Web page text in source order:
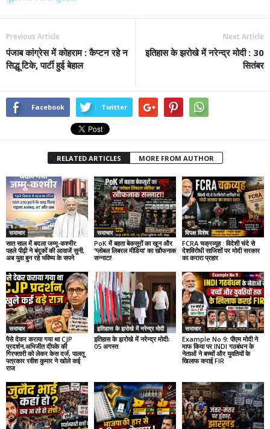
Previous Article
पंजाब कांग्रेस में कोहराम : कैप्टन रहे न
सिद्धू टिके, पार्टी हुई बेहाल
Next Article
इतिहास के झरोखे में नरेन्द्र मोदी : 30
सितंबर
Facebook Twitter
RELATED ARTICLES MORE FROM AUTHOR
समाचार
सात साल में बदला जम्मू-कश्मीर:
पहले पीढ़ी ने बंदूकों की आवाजें सुनी,
अब युवा बुन रहे भविष्य के सपने
समाचार
PoK में बहता बेकसूरों का खून और
‘ग्लोबल लिबरल मीडिया’ का खौफनाक
सन्नाटा!
विपक्ष विशेष
FCRA चक्रव्यूह : विदेशी चंदे से
देशविरोधी साजिशों पर मोदी सरकार
का करारा प्रहार
समाचार
पैसे देकर कराया गया था CJP
प्रदर्शन,अभिजीत दीपके की
गिरफ्तारी को लेकर केस दर्ज, पालतू
पत्रकार रवीश कुमार ने खोले कई
राज
इतिहास के झरोखे में नरेन्द्र मोदी
इतिहास के झरोखे में नरेन्द्र मोदीः
05 अगस्त
समाचार
Example No 9: पीएम मोदी ने
माफ किया पर INDI गठबंधन के
नेताओं ने बच्चों और युवतियों के
खिलाफ कराई FIR